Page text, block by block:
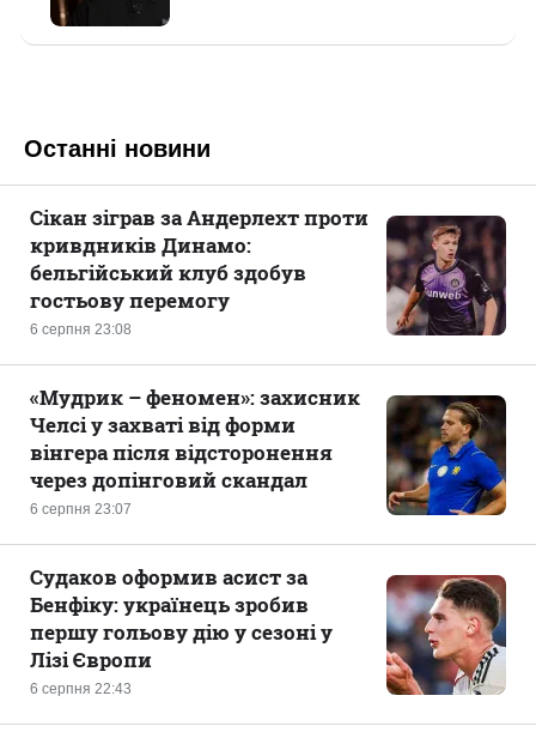
Останні новини
6 серпня 23:08
Сікан зіграв за Андерлехт проти
кривдників Динамо:
бельгійський клуб здобув
гостьову перемогу
6 серпня 23:07
«Мудрик – феномен»: захисник
Челсі у захваті від форми
вінгера після відсторонення
через допінговий скандал
6 серпня 22:43
Судаков оформив асист за
Бенфіку: українець зробив
першу гольову дію у сезоні у
Лізі Європи